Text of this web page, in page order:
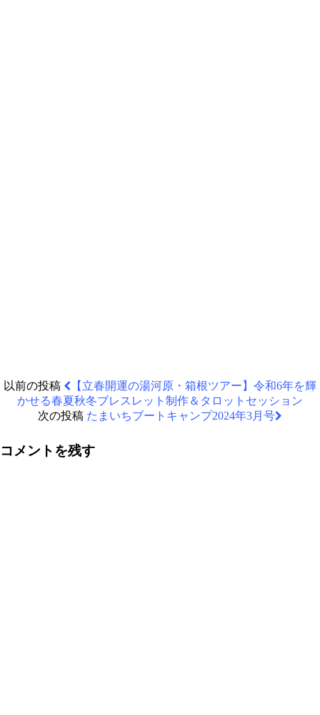
以前の投稿
【立春開運の湯河原・箱根ツアー】令和6年を輝
かせる春夏秋冬ブレスレット制作＆タロットセッション
次の投稿 たまいちブートキャンプ2024年3月号
コメントを残す